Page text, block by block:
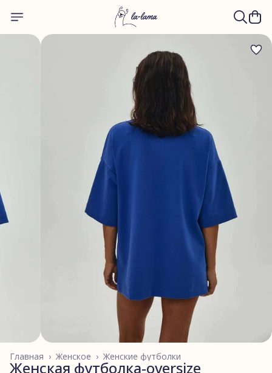
Женские футболки
Женское ›
Главная ›
Женская футболка-oversize